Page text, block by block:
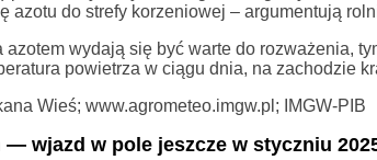
azotu do strefy korzeniowej – argumentują
wydają się być warte do rozważenia,
powietrza w ciągu dnia, na zachodzie
Wieś; www.agrometeo.imgw.pl; IMGW-PIB
— wjazd w pole jeszcze w styczniu